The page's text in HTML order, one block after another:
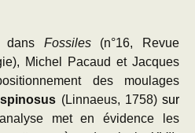
dans Fossiles(n°16, Revue
Michel Pacaud et Jacques
des moulages
(Linnaeus, 1758)sur
met en évidence les